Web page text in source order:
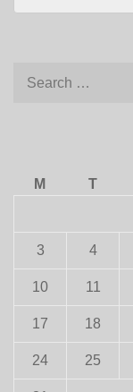
M
T
3 4
10 11
17 18
24 25